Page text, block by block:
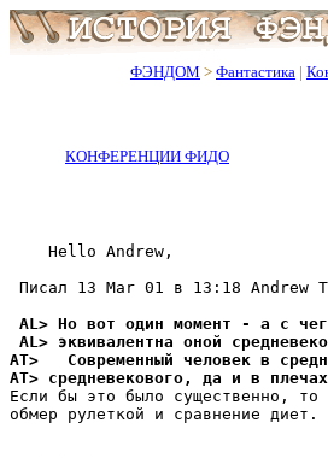
ФЭНДОМ > Фантастика |
КОНФЕРЕНЦИИ ФИДО
    Hello Andrew,
Писал 13 Mar 01 в 13:18
AL> Но вот один момент - а с
AL> эквивалентна оной
AT>   Современный человек в
AT> средневекового, да и в
Если бы это было существенно, то
обмер рулеткой и сравнение диет.